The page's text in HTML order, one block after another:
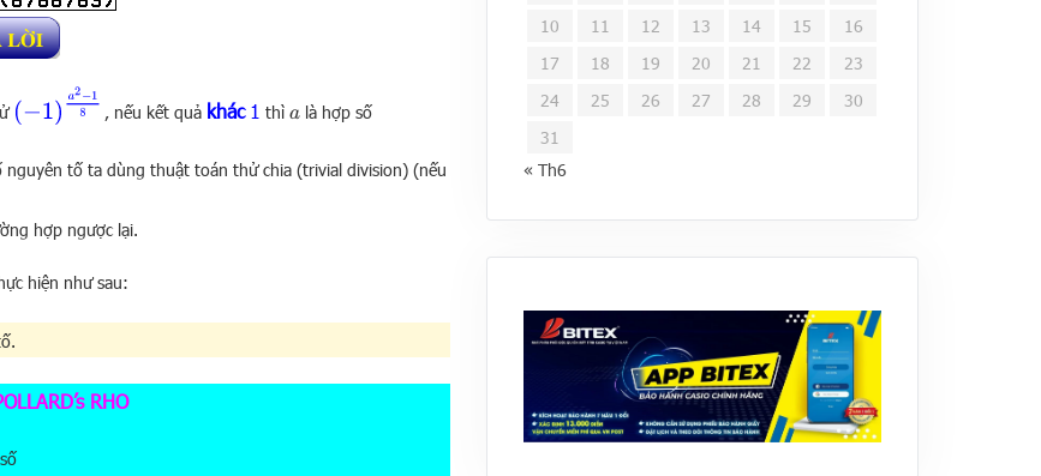
(− 1) a 2−18
, nếu kết quả khác 1 thì a là hợp số
nguyên tố ta dùng thuật toán thử chia (trivial division) (nếu
hợp ngược lại.
hiện như sau:
RHO
10
11 12 13 14 15
16
17
18 19 20 21 22
23
24
25 26 27 28 29
30
31
« Th6